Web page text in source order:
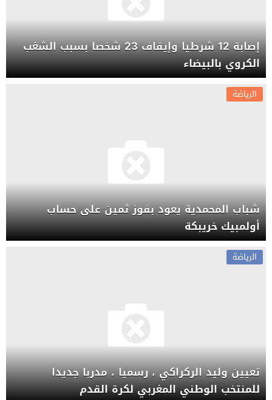
إصابة 12 شرطيا وإيقاف 23 شخصا بسبب الشغب
الكروي بالبيضاء
الرياضة
شباب المحمدية يعود بفوز ثمين على حساب
أولمبيك خريبكة
الرياضة
تعيين وليد الركراكي ، رسميا ، مدربا جديدا
للمنتخب الوطني المغربي لكرة القدم